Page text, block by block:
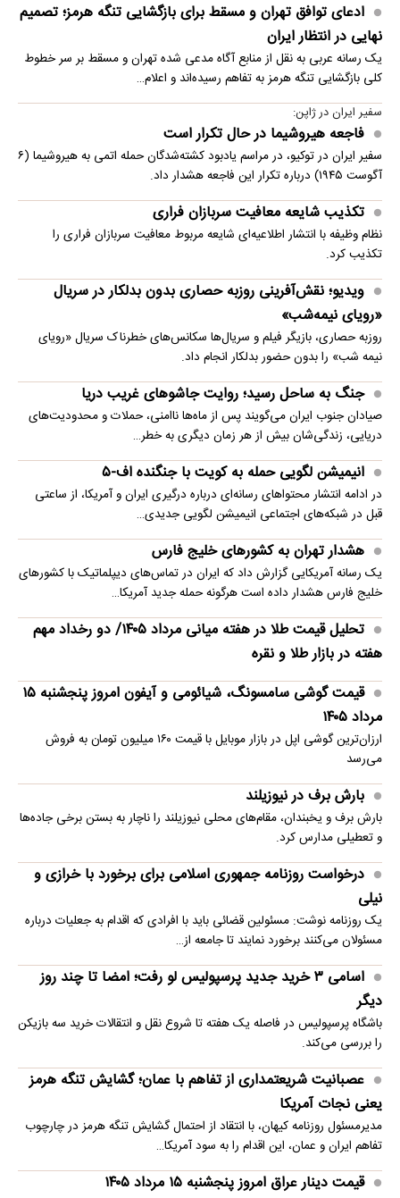
ادعای توافق تهران و مسقط برای بازگشایی تنگه هرمز؛ تصمیم
نهایی در انتظار ایران
یک رسانه عربی به نقل از منابع آگاه مدعی شده تهران و مسقط بر سر خطوط
کلی بازگشایی تنگه هرمز به تفاهم رسیده‌اند و اعلام…
سفیر ایران در ژاپن:
فاجعه هیروشیما در حال تکرار است
سفیر ایران در توکیو، در مراسم یادبود کشته‌شدگان حمله اتمی به هیروشیما (۶
آگوست ۱۹۴۵) درباره تکرار این فاجعه هشدار داد.
تکذیب شایعه معافیت سربازان فراری
نظام وظیفه با انتشار اطلاعیه‌ای شایعه مربوط معافیت سربازان فراری را
تکذیب کرد.
ویدیو؛ نقش‌آفرینی روزبه حصاری بدون بدلکار در سریال
«رویای نیمه‌شب»
روزبه حصاری، بازیگر فیلم و سریال‌ها سکانس‌های خطرناک سریال «رویای
نیمه شب» را بدون حضور بدلکار انجام داد.
جنگ به ساحل رسید؛ روایت جاشوهای غریب دریا
صیادان جنوب ایران می‌گویند پس از ماه‌ها ناامنی، حملات و محدودیت‌های
دریایی، زندگی‌شان بیش از هر زمان دیگری به خطر…
انیمیشن لگویی حمله به کویت با جنگنده اف-۵
در ادامه انتشار محتواهای رسانه‌ای درباره درگیری ایران و آمریکا، از ساعتی
قبل در شبکه‌های اجتماعی انیمیشن لگویی جدیدی…
هشدار تهران به کشورهای خلیج فارس
یک رسانه آمریکایی گزارش داد که ایران در تماس‌های دیپلماتیک با کشورهای
خلیج فارس هشدار داده است هرگونه حمله جدید آمریکا…
تحلیل قیمت طلا در هفته میانی مرداد ۱۴۰۵/ دو رخداد مهم
هفته در بازار طلا و نقره
قیمت گوشی سامسونگ، شیائومی و آیفون امروز پنجشنبه ۱۵
مرداد ۱۴۰۵
ارزان‌ترین گوشی اپل در بازار موبایل با قیمت ۱۶۰ میلیون تومان به فروش
می‌رسد
بارش برف در نیوزیلند
بارش برف و یخبندان، مقام‌های محلی نیوزیلند را ناچار به بستن برخی جاده‌ها
و تعطیلی مدارس کرد.
درخواست روزنامه جمهوری اسلامی برای برخورد با خرازی و
نیلی
یک روزنامه نوشت: مسئولین قضائی باید با افرادی که اقدام به جعلیات درباره
مسئولان می‌کنند برخورد نمایند تا جامعه از…
اسامی ۳ خرید جدید پرسپولیس لو رفت؛ امضا تا چند روز
دیگر
باشگاه پرسپولیس در فاصله یک هفته تا شروع نقل و انتقالات خرید سه بازیکن
را بررسی می‌کند.
عصبانیت شریعتمداری از تفاهم با عمان؛ گشایش تنگه هرمز
یعنی نجات آمریکا
مدیرمسئول روزنامه کیهان، با انتقاد از احتمال گشایش تنگه هرمز در چارچوب
تفاهم ایران و عمان، این اقدام را به سود آمریکا…
قیمت دینار عراق امروز پنجشنبه ۱۵ مرداد ۱۴۰۵